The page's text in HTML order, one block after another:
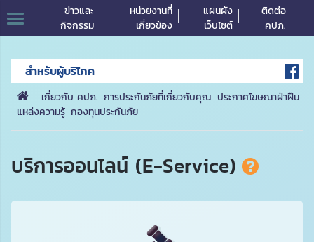
ข่าวและ
กิจกรรม
หน่วยงานที่
เกี่ยวข้อง
แผนผัง
เว็บไซต์
ติดต่อ
คปภ.
สำหรับผู้บริโภค
เกี่ยวกับ คปภ. การประกันภัยที่เกี่ยวกับคุณ ประกาศโฆษณาฝ่าฝืน
แหล่งความรู้ กองทุนประกันภัย
บริการออนไลน์ (E-Service)